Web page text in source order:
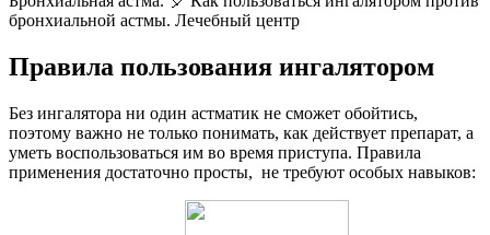
бронхиальной астмы. Лечебный центр
Правила пользования ингалятором
Без ингалятора ни один астматик не сможет обойтись,
поэтому важно не только понимать, как действует препарат, а
уметь воспользоваться им во время приступа. Правила
применения достаточно просты, не требуют особых навыков: